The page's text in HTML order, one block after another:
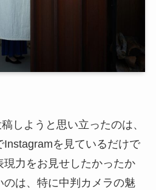
しようと思い立ったのは、
を見ているだけで
現力をお見せしたかったか
のは、特に中判カメラの魅